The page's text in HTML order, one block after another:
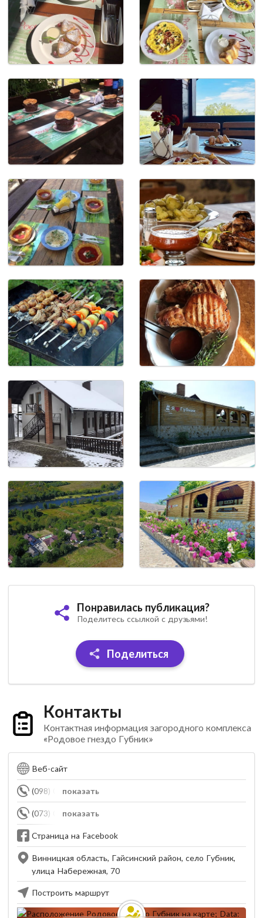
Понравилась публикация?
Поделитесь ссылкой с друзьями!
Поделиться
Контакты
Контактная информация загородного комплекса
«Родовое гнездо Губник»
Веб-сайт
показать
(098) 079-31-99
показать
(073) 033-82-82
Страница на Facebook
Винницкая область, Гайсинский район, село Губник,
улица Набережная, 70
Построить маршрут